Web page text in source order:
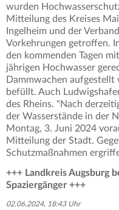
wurden
Mitteilung des Kreises
Ingelheim und der
Vorkehrungen getroffen.
den kommenden Tagen
jährigen Hochwasser
Dammwachen aufgestellt
befüllt. Auch
des Rheins. "Nach
der Wasserstände in der
Montag, 3. Juni 2024
Mitteilung der Stadt.
Schutzmaßnahmen
+++ Landkreis Augsburg
Spaziergänger +++
02.06.2024, 18:43 Uhr